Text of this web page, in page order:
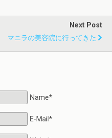
Next Post
マニラの美容院に行ってきた
Name*
E-Mail*